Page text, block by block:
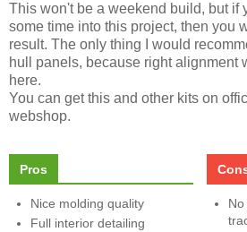
This won't be a weekend build, but if
some time into this project, then you
result. The only thing I would
hull panels, because right alignment
here.
You can get this and other kits on
webshop.
Pros
Nice molding quality
Full interior detailing